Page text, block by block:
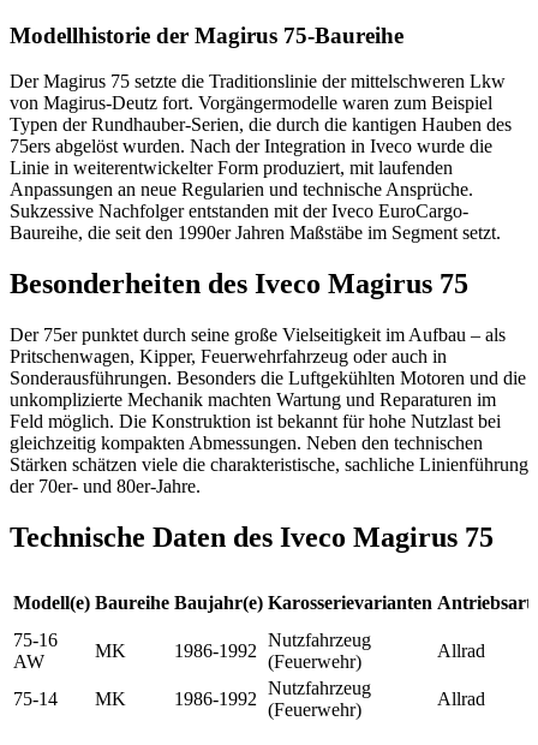
Modellhistorie der Magirus 75-Baureihe
Der Magirus 75 setzte die Traditionslinie der mittelschweren Lkw
von Magirus-Deutz fort. Vorgängermodelle waren zum Beispiel
Typen der Rundhauber-Serien, die durch die kantigen Hauben des
75ers abgelöst wurden. Nach der Integration in Iveco wurde die
Linie in weiterentwickelter Form produziert, mit laufenden
Anpassungen an neue Regularien und technische Ansprüche.
Sukzessive Nachfolger entstanden mit der Iveco EuroCargo-
Baureihe, die seit den 1990er Jahren Maßstäbe im Segment setzt.
Besonderheiten des Iveco Magirus 75
Der 75er punktet durch seine große Vielseitigkeit im Aufbau – als
Pritschenwagen, Kipper, Feuerwehrfahrzeug oder auch in
Sonderausführungen. Besonders die Luftgekühlten Motoren und die
unkomplizierte Mechanik machten Wartung und Reparaturen im
Feld möglich. Die Konstruktion ist bekannt für hohe Nutzlast bei
gleichzeitig kompakten Abmessungen. Neben den technischen
Stärken schätzen viele die charakteristische, sachliche Linienführung
der 70er- und 80er-Jahre.
Technische Daten des Iveco Magirus 75
Modell(e) Baureihe Baujahr(e) Karosserievarianten Antriebsart
75-16
AW
MK 1986-1992
Nutzfahrzeug
(Feuerwehr)
Allrad
75-14 MK 1986-1992
Nutzfahrzeug
(Feuerwehr)
Allrad